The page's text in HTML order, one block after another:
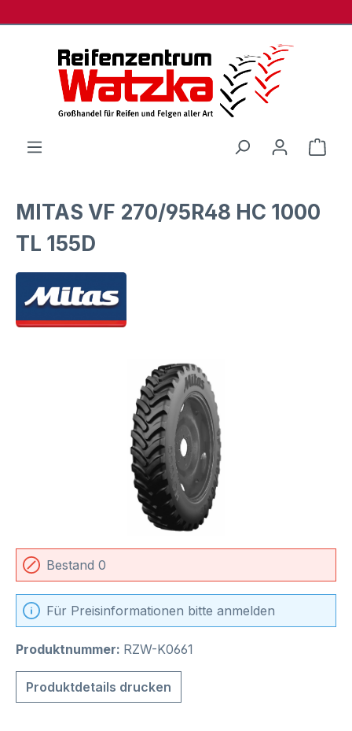
MITAS VF 270/95R48 HC 1000
TL 155D
Bildergalerie überspringen
Bestand 0
Für Preisinformationen bitte anmelden
Produktnummer: RZW-K0661
Produktdetails drucken